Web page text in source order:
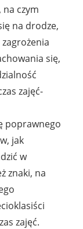
czym
na drodze,
się,
zajęć-
poprawnego
jak
w
znaki, na
zajęć.